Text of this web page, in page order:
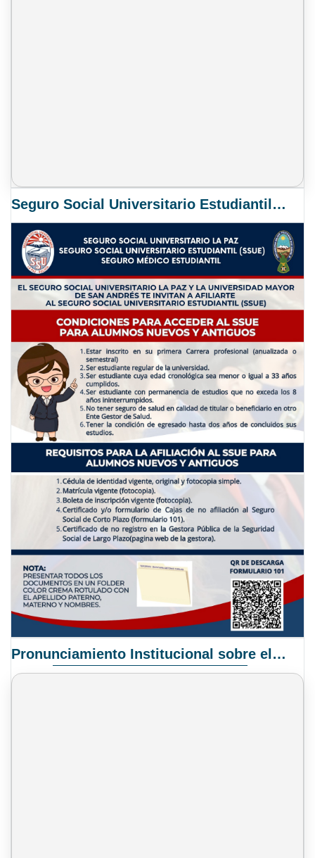
Seguro Social Universitario Estudiantil SSUE
Pronunciamiento Institucional sobre el Proyecto de Ley N° 068/2025-2026 C.S.